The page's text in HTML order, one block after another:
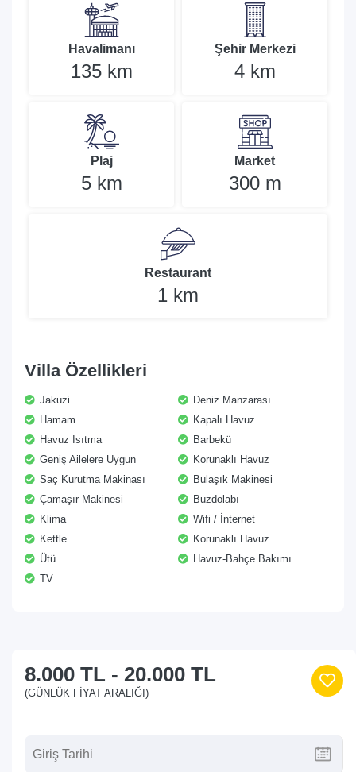
Havalimanı
135 km
Şehir Merkezi
4 km
Plaj
5 km
Market
300 m
Restaurant
1 km
Villa Özellikleri
Jakuzi
Deniz Manzarası
Hamam
Kapalı Havuz
Havuz Isıtma
Barbekü
Geniş Ailelere Uygun
Korunaklı Havuz
Saç Kurutma Makinası
Bulaşık Makinesi
Çamaşır Makinesi
Buzdolabı
Klima
Wifi / İnternet
Kettle
Korunaklı Havuz
Ütü
Havuz-Bahçe Bakımı
TV
8.000 TL - 20.000 TL
(GÜNLÜK FIYAT ARALIĞI)